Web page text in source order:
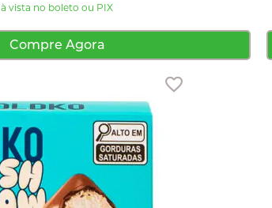
à vista no boleto ou PIX
Compre Agora
Adicionar aos